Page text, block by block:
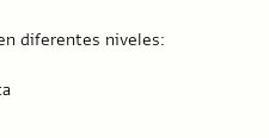
diferentes niveles: